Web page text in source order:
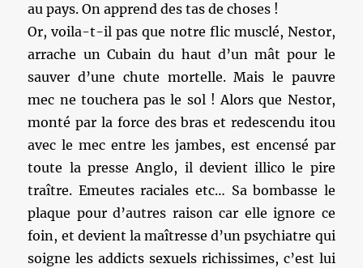
au pays. On apprend des tas de choses !
Or, voila-t-il pas que notre flic musclé, Nestor,
arrache un Cubain du haut d’un mât pour le
sauver d’une chute mortelle. Mais le pauvre
mec ne touchera pas le sol ! Alors que Nestor,
monté par la force des bras et redescendu itou
avec le mec entre les jambes, est encensé par
toute la presse Anglo, il devient illico le pire
traître. Emeutes raciales etc… Sa bombasse le
plaque pour d’autres raison car elle ignore ce
foin, et devient la maîtresse d’un psychiatre qui
soigne les addicts sexuels richissimes, c’est lui